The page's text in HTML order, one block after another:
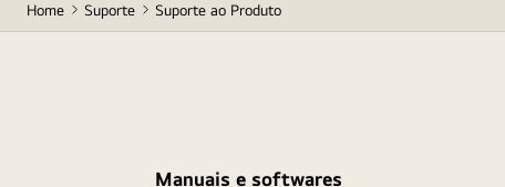
Home Suporte Suporte ao Produto
Manuais e softwares